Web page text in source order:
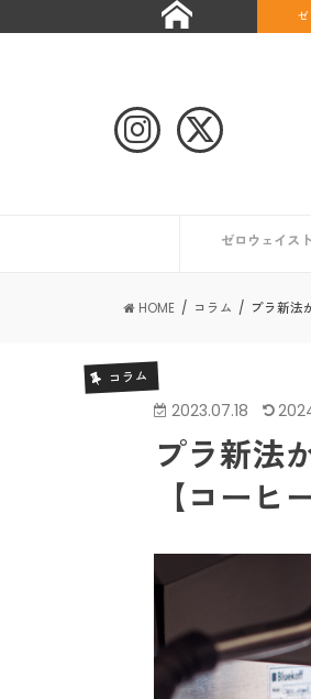
ゼロウェイス
HOME コラム プラ新法
コラム
2023.07.18
プラ新法
【コーヒ